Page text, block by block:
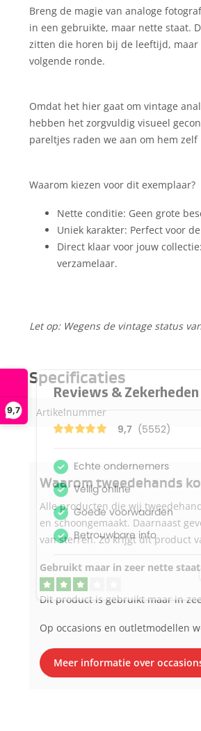
9,7
Breng de magie van analoge
in een gebruikte, maar nette staat.
zitten die horen bij de leeftijd, maar
volgende ronde.
Omdat het hier gaat om vintage
hebben het zorgvuldig visueel
pareltjes raden we aan om hem
Waarom kiezen voor dit exemplaar?
Nette conditie: Geen grote
Uniek karakter: Perfect voor
Direct klaar voor jouw
verzamelaar.
Let op: Wegens de vintage status
Specificaties
Artikelnummer
Waarom tweedehands
Alle producten die wij
en schoongemaakt. Daarnaast
van sterren. Zo krijgt dit product
Gebruikt maar in zeer nette staat
Dit product is gebruikt maar in
Op occasions en outletmodellen
Meer informatie over